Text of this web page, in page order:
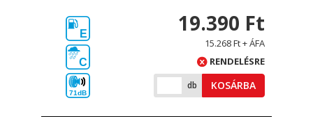
E
C
71dB
19.390 Ft
15.268 Ft + ÁFA
RENDELÉSRE
db KOSÁRBA